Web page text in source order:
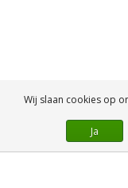
Wij slaan cookies op
Ja